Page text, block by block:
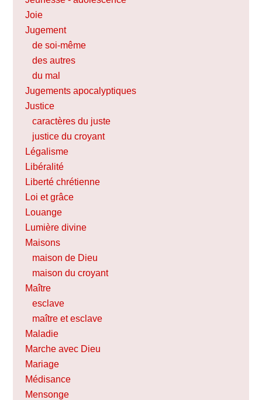
Joie
Jugement
de soi-même
des autres
du mal
Jugements apocalyptiques
Justice
caractères du juste
justice du croyant
Légalisme
Libéralité
Liberté chrétienne
Loi et grâce
Louange
Lumière divine
Maisons
maison de Dieu
maison du croyant
Maître
esclave
maître et esclave
Maladie
Marche avec Dieu
Mariage
Médisance
Mensonge